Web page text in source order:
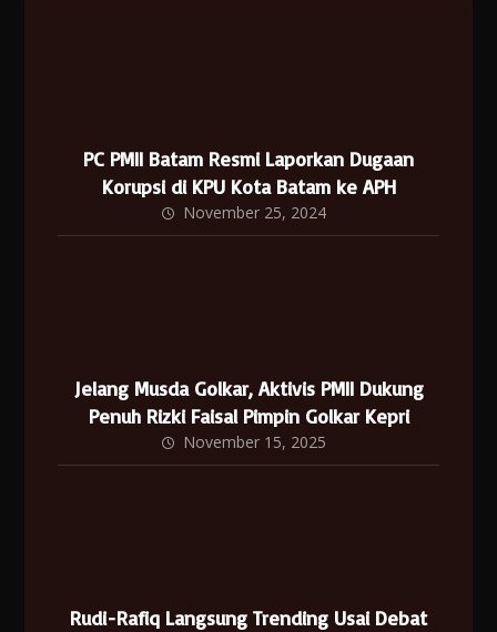
PC PMII Batam Resmi Laporkan Dugaan
Korupsi di KPU Kota Batam ke APH
November 25, 2024
Jelang Musda Golkar, Aktivis PMII Dukung
Penuh Rizki Faisal Pimpin Golkar Kepri
November 15, 2025
Rudi-Rafiq Langsung Trending Usai Debat